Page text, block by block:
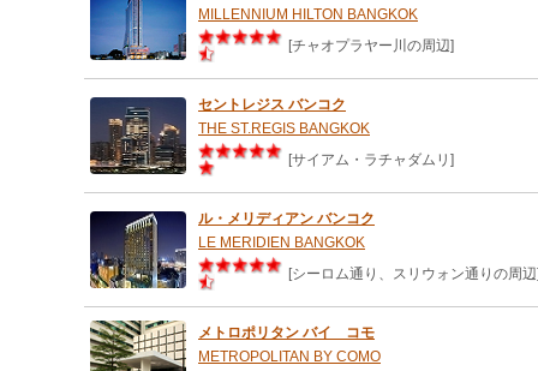
MILLENNIUM HILTON BANGKOK
[チャオプラヤー川の周辺]
セントレジス バンコク
THE ST.REGIS BANGKOK
[サイアム・ラチャダムリ]
ル・メリディアン バンコク
LE MERIDIEN BANGKOK
[シーロム通り、スリウォン通りの周
メトロポリタン バイ コモ
METROPOLITAN BY COMO